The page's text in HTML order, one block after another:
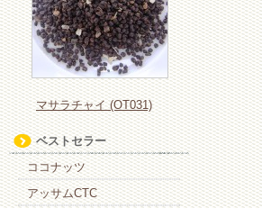
マサラチャイ (OT031)
ベストセラー
ココナッツ
アッサムCTC